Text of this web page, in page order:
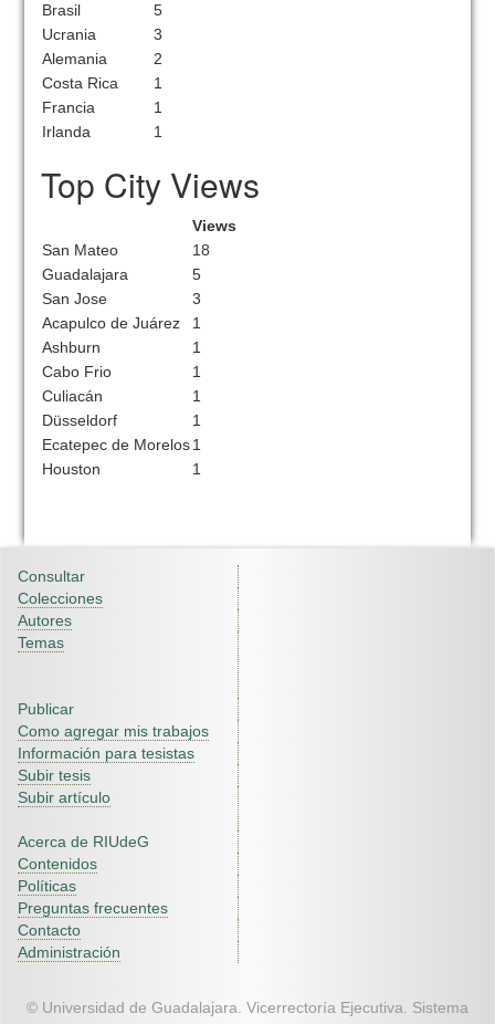
Brasil
5
Ucrania
3
Alemania
2
Costa Rica
1
Francia
1
Irlanda
1
Top City Views
Views
San Mateo
18
Guadalajara
5
San Jose
3
Acapulco de Juárez
1
Ashburn
1
Cabo Frio
1
Culiacán
1
Düsseldorf
1
Ecatepec de Morelos1
Houston
1
Consultar
Colecciones
Autores
Temas
Publicar
Como agregar mis trabajos
Información para tesistas
Subir tesis
Subir artículo
Acerca de RIUdeG
Contenidos
Políticas
Preguntas frecuentes
Contacto
Administración
© Universidad de Guadalajara. Vicerrectoría Ejecutiva. Sistema